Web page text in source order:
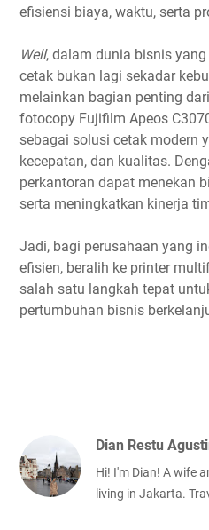
efisiensi biaya, waktu, serta
Well, dalam dunia bisnis
cetak bukan lagi sekadar
melainkan bagian penting
fotocopy Fujifilm Apeos
sebagai solusi cetak modern
kecepatan, dan kualitas.
perkantoran dapat menekan
serta meningkatkan kinerja
Jadi, bagi perusahaan yang
efisien, beralih ke printer
salah satu langkah tepat
pertumbuhan bisnis
Dian Restu
Hi! I'm Dian! A wife
living in Jakarta.